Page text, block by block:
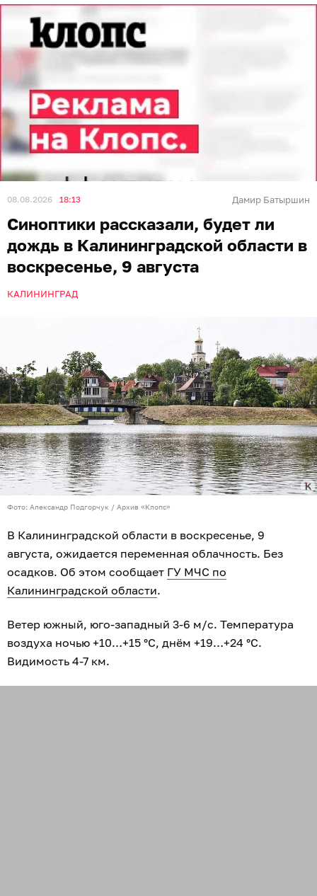
08.08.2026 18:13 Дамир Батыршин
Синоптики рассказали, будет ли
дождь в Калининградской области в
воскресенье, 9 августа
КАЛИНИНГРАД
Фото: Александр Подгорчук / Архив «Клопс»
В Калининградской области в воскресенье, 9
августа, ожидается переменная облачность. Без
осадков. Об этом сообщает ГУ МЧС по
Калининградской области.
Ветер южный, юго-западный 3-6 м/с. Температура
воздуха ночью +10…+15 °C, днём +19…+24 °C.
Видимость 4-7 км.